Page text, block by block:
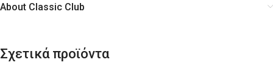
About Classic Club
Σχετικά προϊόντα